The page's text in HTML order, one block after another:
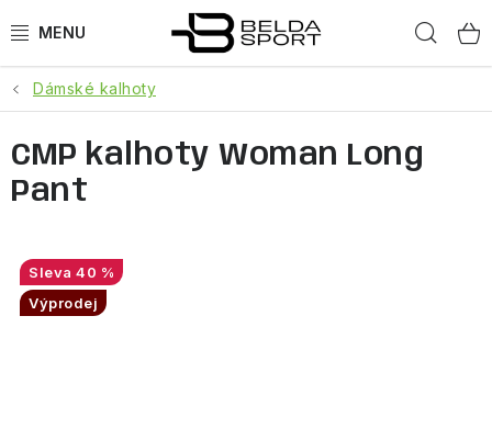
na
SPORTY
BĚH
BOGNER
OBLEČENÍ
Dámské kalhoty
CMP kalhoty Woman Long
Pant
40 %
Výprodej